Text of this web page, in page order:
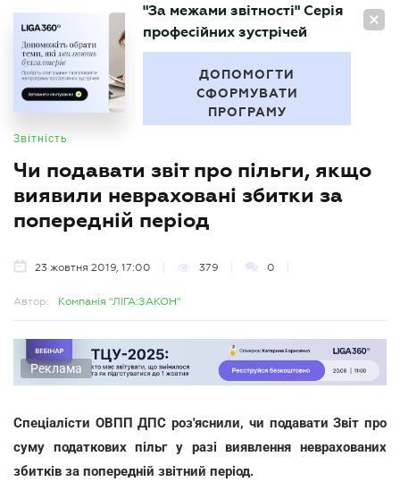
UA
БУХГАЛТЕР
"За межами звітності" Серія
професійних зустрічей
ДОПОМОГТИ
СФОРМУВАТИ
ПРОГРАМУ
Звітність
Чи подавати звіт про пільги, якщо
виявили невраховані збитки за
попередній період
23 жовтня 2019, 17:00 379 0
Автор: Компанія "ЛІГА:ЗАКОН"
Реклама
Спеціалісти ОВПП ДПС роз'яснили, чи подавати Звіт про
суму податкових пільг у разі виявлення неврахованих
збитків за попередній звітний період.